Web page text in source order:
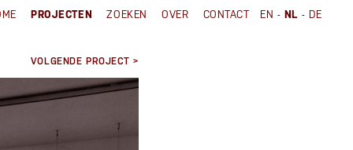
PROJECTEN ZOEKEN OVER CONTACT EN - NL - DE
VOLGENDE PROJECT >